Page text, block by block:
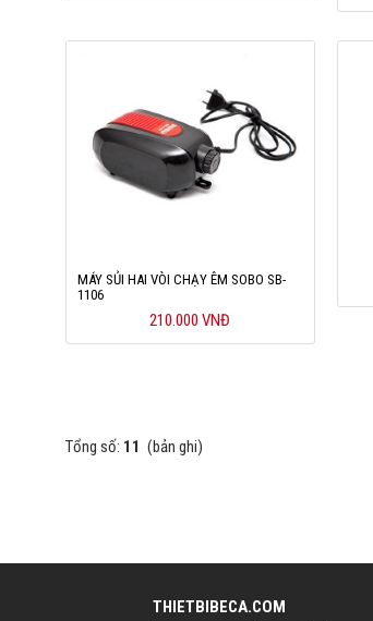
MÁY SỦI HAI VÒI CHẠY ÊM SOBO SB-
1106
210.000 VNĐ
Tổng số: 11 (bản ghi)
THIETBIBECA.COM